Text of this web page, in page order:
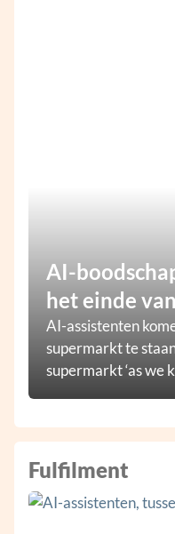
AI-
het einde
AI-assistenten
supermarkt te
supermarkt ‘as we
Fulfilment